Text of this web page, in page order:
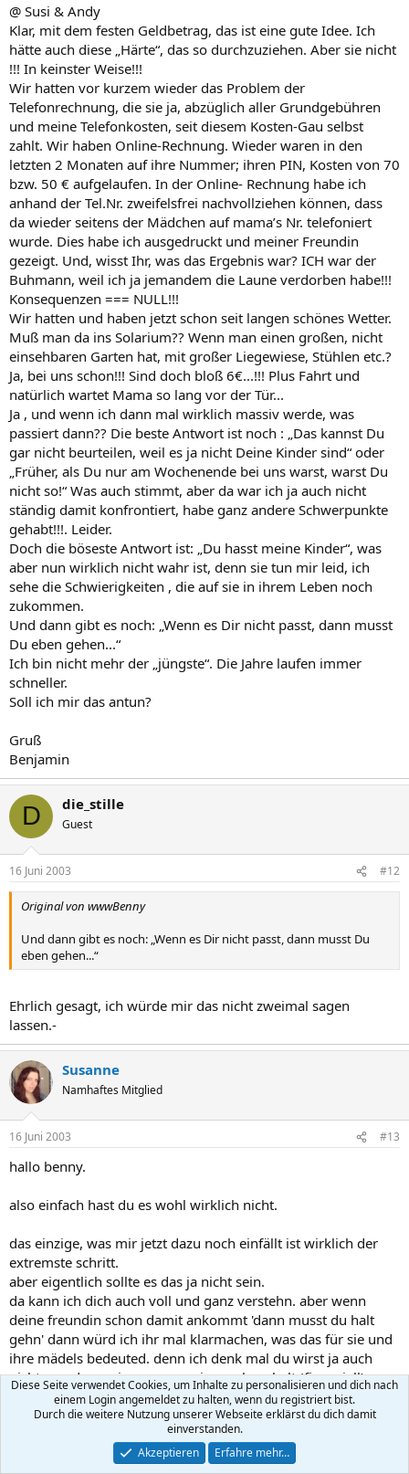
@ Susi & Andy
Klar, mit dem festen Geldbetrag, das ist eine gute Idee. Ich
hätte auch diese „Härte“, das so durchzuziehen. Aber sie nicht
!!! In keinster Weise!!!
Wir hatten vor kurzem wieder das Problem der
Telefonrechnung, die sie ja, abzüglich aller Grundgebühren
und meine Telefonkosten, seit diesem Kosten-Gau selbst
zahlt. Wir haben Online-Rechnung. Wieder waren in den
letzten 2 Monaten auf ihre Nummer; ihren PIN, Kosten von 70
bzw. 50 € aufgelaufen. In der Online- Rechnung habe ich
anhand der Tel.Nr. zweifelsfrei nachvollziehen können, dass
da wieder seitens der Mädchen auf mama’s Nr. telefoniert
wurde. Dies habe ich ausgedruckt und meiner Freundin
gezeigt. Und, wisst Ihr, was das Ergebnis war? ICH war der
Buhmann, weil ich ja jemandem die Laune verdorben habe!!!
Konsequenzen === NULL!!!
Wir hatten und haben jetzt schon seit langen schönes Wetter.
Muß man da ins Solarium?? Wenn man einen großen, nicht
einsehbaren Garten hat, mit großer Liegewiese, Stühlen etc.?
Ja, bei uns schon!!! Sind doch bloß 6€...!!! Plus Fahrt und
natürlich wartet Mama so lang vor der Tür...
Ja , und wenn ich dann mal wirklich massiv werde, was
passiert dann?? Die beste Antwort ist noch : „Das kannst Du
gar nicht beurteilen, weil es ja nicht Deine Kinder sind“ oder
„Früher, als Du nur am Wochenende bei uns warst, warst Du
nicht so!“ Was auch stimmt, aber da war ich ja auch nicht
ständig damit konfrontiert, habe ganz andere Schwerpunkte
gehabt!!!. Leider.
Doch die böseste Antwort ist: „Du hasst meine Kinder“, was
aber nun wirklich nicht wahr ist, denn sie tun mir leid, ich
sehe die Schwierigkeiten , die auf sie in ihrem Leben noch
zukommen.
Und dann gibt es noch: „Wenn es Dir nicht passt, dann musst
Du eben gehen...“
Ich bin nicht mehr der „jüngste“. Die Jahre laufen immer
schneller.
Soll ich mir das antun?
Gruß
Benjamin
D die_stille
Guest
16 Juni 2003 #12
Original von wwwBenny
Und dann gibt es noch: „Wenn es Dir nicht passt, dann musst Du
eben gehen...“
Ehrlich gesagt, ich würde mir das nicht zweimal sagen
lassen.-
Susanne
Namhaftes Mitglied
16 Juni 2003 #13
hallo benny.
also einfach hast du es wohl wirklich nicht.
das einzige, was mir jetzt dazu noch einfällt ist wirklich der
extremste schritt.
aber eigentlich sollte es das ja nicht sein.
da kann ich dich auch voll und ganz verstehn. aber wenn
deine freundin schon damit ankommt 'dann musst du halt
gehn' dann würd ich ihr mal klarmachen, was das für sie und
ihre mädels bedeuted. denn ich denk mal du wirst ja auch
nicht gerade wenig zum gemeinsam haushalt (finanziell)
beitragen, oder???
versuchs halt mal und rechne deiner freundin auf, was sie an
'mehrbelastung' hätte, wenn du wirklich gehn würdest.
denn ein auszug würde zwangsläufig nicht das ende der
Diese Seite verwendet Cookies, um Inhalte zu personalisieren und dich nach
einem Login angemeldet zu halten, wenn du registriert bist.
Durch die weitere Nutzung unserer Webseite erklärst du dich damit
einverstanden.
Akzeptieren
Erfahre mehr…